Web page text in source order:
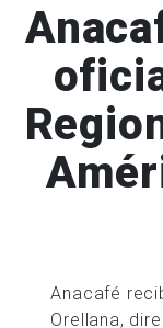
Anacafé
Orellana,